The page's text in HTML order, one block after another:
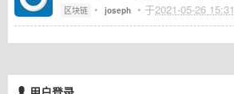
区块链 • joseph • 于2021-05-26